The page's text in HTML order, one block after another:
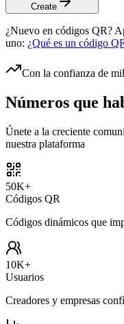
Create
¿Nuevo en códigos QR?
uno: ¿Qué es un código
Con la confianza de
Números que
Únete a la creciente
nuestra plataforma
50K+
Códigos QR
Códigos dinámicos que
10K+
Usuarios
Creadores y empresas